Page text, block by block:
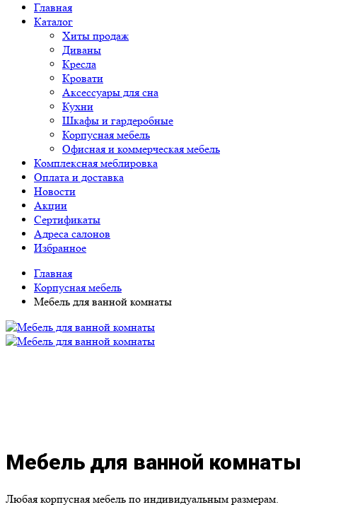
Главная
Каталог
Хиты продаж
Диваны
Кресла
Кровати
Аксессуары для сна
Кухни
Шкафы и гардеробные
Корпусная мебель
Офисная и коммерческая мебель
Комплексная меблировка
Оплата и доставка
Новости
Акции
Сертификаты
Адреса салонов
Избранное
Главная
Корпусная мебель
Мебель для ванной комнаты
Мебель для ванной комнаты
Любая корпусная мебель по индивидуальным размерам.